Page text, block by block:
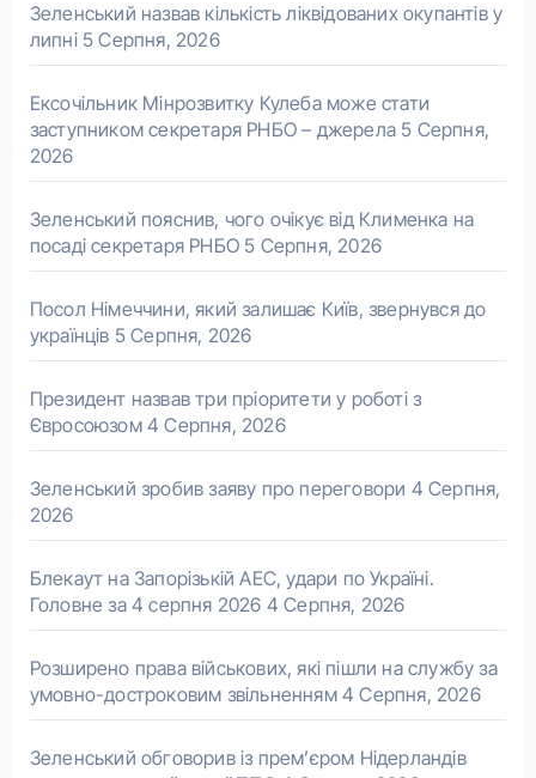
Зеленський назвав кількість ліквідованих окупантів у
липні 5 Серпня, 2026
Ексочільник Мінрозвитку Кулеба може стати
заступником секретаря РНБО – джерела 5 Серпня,
2026
Зеленський пояснив, чого очікує від Клименка на
посаді секретаря РНБО 5 Серпня, 2026
Посол Німеччини, який залишає Київ, звернувся до
українців 5 Серпня, 2026
Президент назвав три пріоритети у роботі з
Євросоюзом 4 Серпня, 2026
Зеленський зробив заяву про переговори 4 Серпня,
2026
Блекаут на Запорізькій АЕС, удари по Україні.
Головне за 4 серпня 2026 4 Серпня, 2026
Розширено права військових, які пішли на службу за
умовно-достроковим звільненням 4 Серпня, 2026
Зеленський обговорив із прем’єром Нідерландів